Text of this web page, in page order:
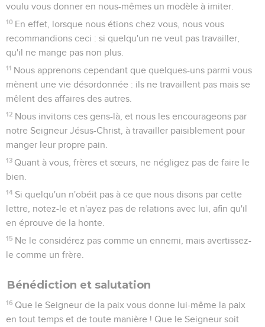
voulu vous donner en nous-mêmes un modèle à imiter.
10 En effet, lorsque nous étions chez vous, nous vous
recommandions ceci : si quelqu'un ne veut pas travailler,
qu'il ne mange pas non plus.
11 Nous apprenons cependant que quelques-uns parmi vous
mènent une vie désordonnée : ils ne travaillent pas mais se
mêlent des affaires des autres.
12 Nous invitons ces gens-là, et nous les encourageons par
notre Seigneur Jésus-Christ, à travailler paisiblement pour
manger leur propre pain.
13 Quant à vous, frères et sœurs, ne négligez pas de faire le
bien.
14 Si quelqu'un n'obéit pas à ce que nous disons par cette
lettre, notez-le et n'ayez pas de relations avec lui, afin qu'il
en éprouve de la honte.
15 Ne le considérez pas comme un ennemi, mais avertissez-
le comme un frère.
Bénédiction et salutation
16 Que le Seigneur de la paix vous donne lui-même la paix
en tout temps et de toute manière ! Que le Seigneur soit